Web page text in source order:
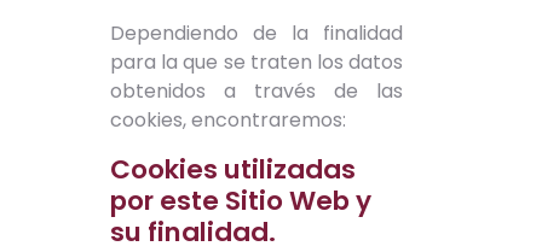
Dependiendo de la finalidad
para la que se traten los datos
obtenidos a través de las
cookies, encontraremos:
Cookies utilizadas
por este Sitio Web y
su finalidad.